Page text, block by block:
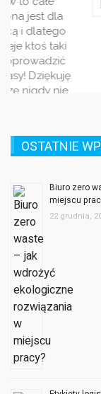
OSTATNIE
miejscu
22 grudnia,